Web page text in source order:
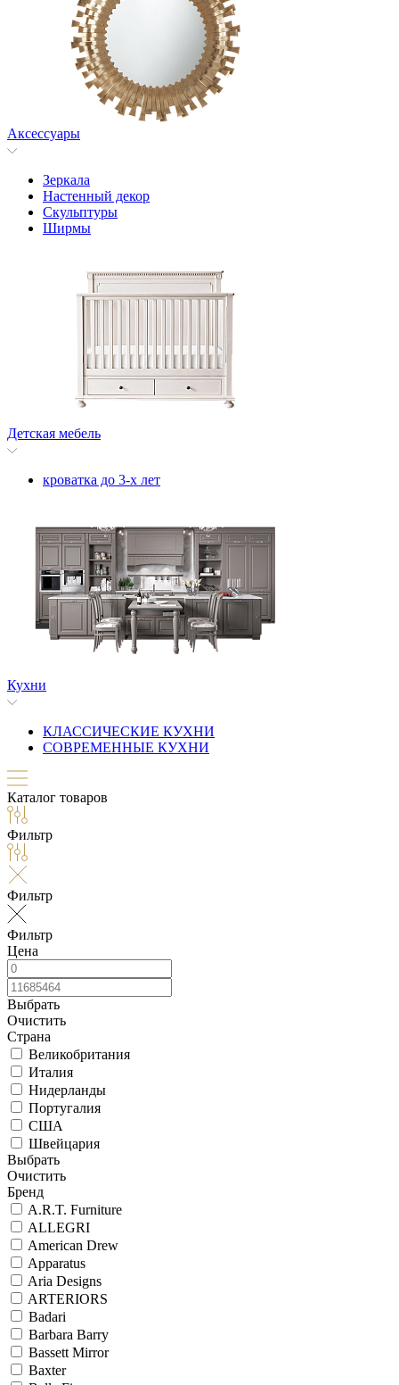
Аксессуары
Зеркала
Настенный декор
Скульптуры
Ширмы
Детская мебель
кроватка до 3-х лет
Кухни
КЛАССИЧЕСКИЕ КУХНИ
СОВРЕМЕННЫЕ КУХНИ
Каталог товаров
Фильтр
Фильтр
Фильтр
Цена
Выбрать
Очистить
Страна
Великобритания
Италия
Нидерланды
Португалия
США
Швейцария
Выбрать
Очистить
Бренд
A.R.T. Furniture
ALLEGRI
American Drew
Apparatus
Aria Designs
ARTERIORS
Badari
Barbara Barry
Bassett Mirror
Baxter